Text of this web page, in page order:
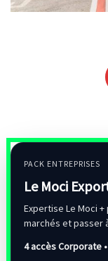
PACK ENTREPRISES
Le Moci
Expertise Le Moci
marchés et passer
4 accès Corporate